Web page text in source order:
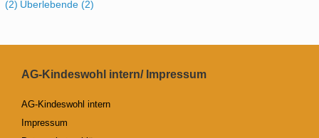
(2) Überlebende (2)
AG-Kindeswohl intern/ Impressum
AG-Kindeswohl intern
Impressum